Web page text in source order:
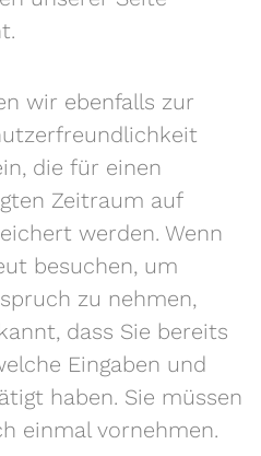
wir ebenfalls zur
die für einen
Zeitraum auf
werden. Wenn
besuchen, um
zu nehmen,
dass Sie bereits
Eingaben und
haben. Sie müssen
einmal vornehmen.